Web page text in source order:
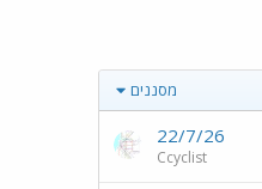
מסננים
22/7/26
Ccyclist